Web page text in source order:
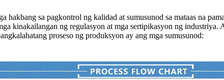
sa pagkontrol ng kalidad at sumusunod sa mataas na
kinakailangan ng regulasyon at mga sertipikasyon ng
proseso ng produksyon ay ang mga sumusunod: